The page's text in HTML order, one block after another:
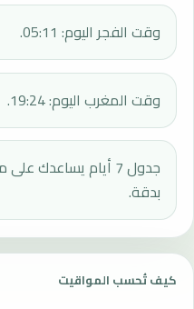
وقت الفجر اليوم: 05:11.
وقت المغرب اليوم: 19:24.
جدول 7 أيام يساعدك
بدقة.
كيف تُحسب المواقيت